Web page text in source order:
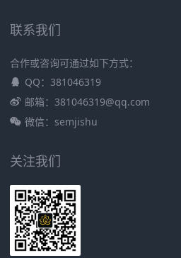
联系我们
合作或咨询可通过如下方式：
QQ：381046319
邮箱：381046319@qq.com
微信：semjishu
关注我们